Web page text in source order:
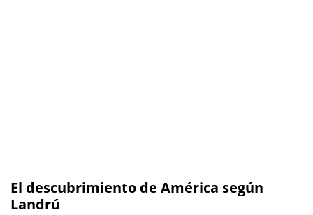
El descubrimiento de América según
Landrú